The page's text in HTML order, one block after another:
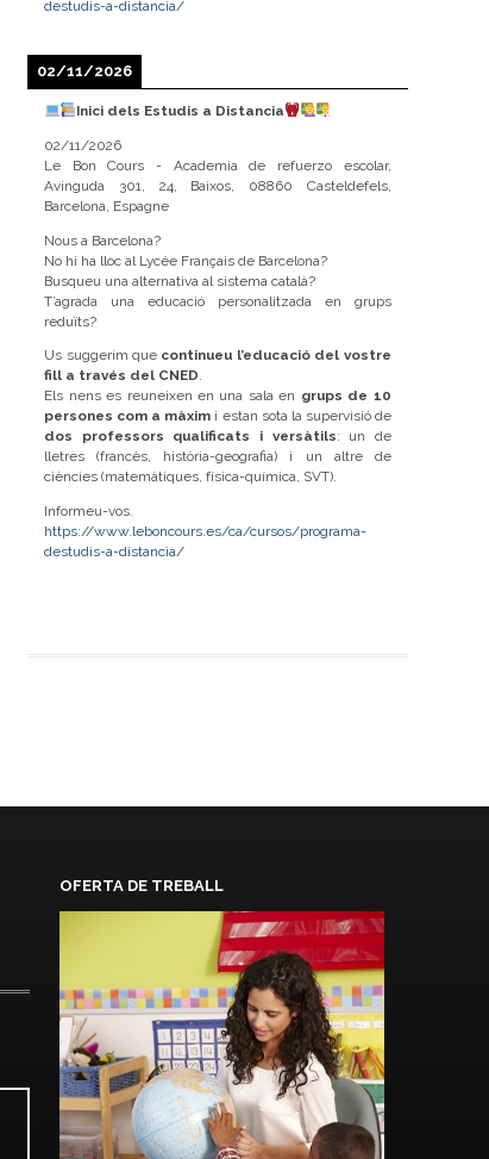
destudis-a-distancia/
02/11/2026
Inici dels Estudis a Distancia
02/11/2026
Le Bon Cours - Academia de refuerzo escolar,
Avinguda 301, 24, Baixos, 08860 Casteldefels,
Barcelona, Espagne
Nous a Barcelona?
No hi ha lloc al Lycée Français de Barcelona?
Busqueu una alternativa al sistema català?
T’agrada una educació personalitzada en grups
reduïts?
Us suggerim que continueu l’educació del vostre
fill a través del CNED.
Els nens es reuneixen en una sala en grups de 10
persones com a màxim i estan sota la supervisió de
dos professors qualificats i versàtils: un de
lletres (francès, història-geografia) i un altre de
ciències (matemàtiques, física-química, SVT).
Informeu-vos.
https://www.leboncours.es/ca/cursos/programa-
destudis-a-distancia/
OFERTA DE TREBALL